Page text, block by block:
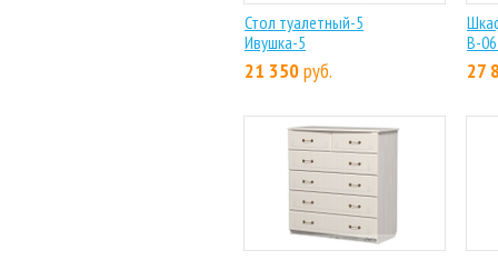
Стол туалетный-5
Ивушка-5
21 350руб.
В-
27